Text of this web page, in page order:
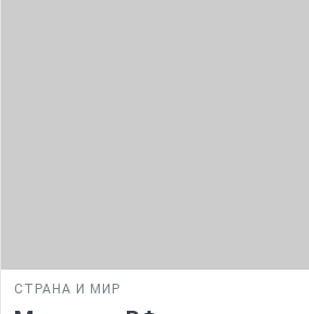
СТРАНА И МИР